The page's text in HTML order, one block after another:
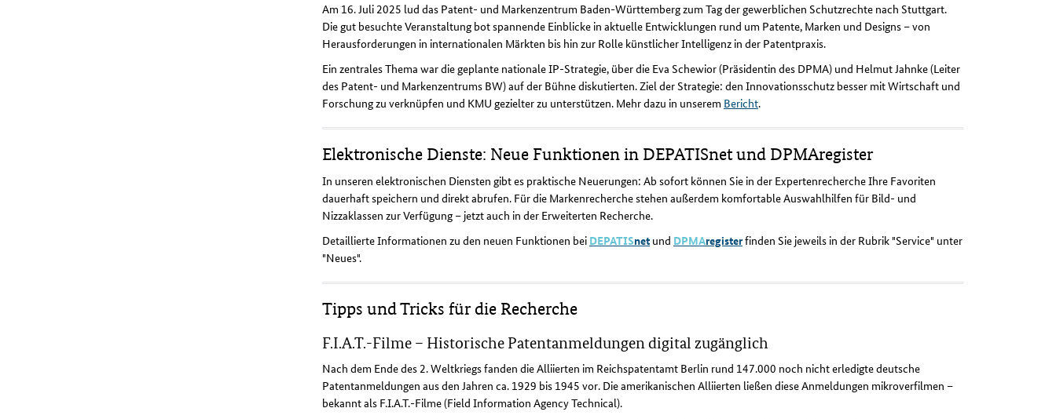
Am 16. Juli 2025 lud das Patent- und Markenzentrum Baden-Württemberg zum Tag der gewerblichen Schutzrechte nach Stuttgart.
Die gut besuchte Veranstaltung bot spannende Einblicke in aktuelle Entwicklungen rund um Patente, Marken und Designs – von
Herausforderungen in internationalen Märkten bis hin zur Rolle künstlicher Intelligenz in der Patentpraxis.
Ein zentrales Thema war die geplante nationale IP-Strategie, über die Eva Schewior (Präsidentin des DPMA) und Helmut Jahnke (Leiter
des Patent- und Markenzentrums BW) auf der Bühne diskutierten. Ziel der Strategie: den Innovationsschutz besser mit Wirtschaft und
Forschung zu verknüpfen und KMU gezielter zu unterstützen. Mehr dazu in unserem Bericht.
Elektronische Dienste: Neue Funktionen in DEPATISnet und DPMAregister
In unseren elektronischen Diensten gibt es praktische Neuerungen: Ab sofort können Sie in der Expertenrecherche Ihre Favoriten
dauerhaft speichern und direkt abrufen. Für die Markenrecherche stehen außerdem komfortable Auswahlhilfen für Bild- und
Nizzaklassen zur Verfügung – jetzt auch in der Erweiterten Recherche.
Detaillierte Informationen zu den neuen Funktionen bei DEPATISnet und DPMAregisterfinden Sie jeweils in der Rubrik "Service" unter
"Neues".
Tipps und Tricks für die Recherche
F.I.A.T.-Filme – Historische Patentanmeldungen digital zugänglich
Nach dem Ende des 2. Weltkriegs fanden die Alliierten im Reichspatentamt Berlin rund 147.000 noch nicht erledigte deutsche
Patentanmeldungen aus den Jahren ca. 1929 bis 1945 vor. Die amerikanischen Alliierten ließen diese Anmeldungen mikroverfilmen –
bekannt als F.I.A.T.-Filme (Field Information Agency Technical).